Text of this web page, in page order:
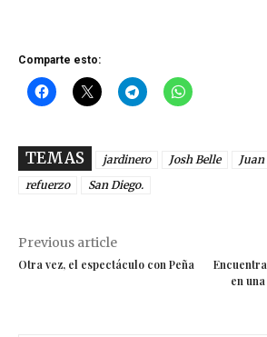
Comparte esto:
TEMAS jardinero Josh Belle
refuerzo
San Diego.
Previous article
Otra vez, el espectáculo con Peña
en